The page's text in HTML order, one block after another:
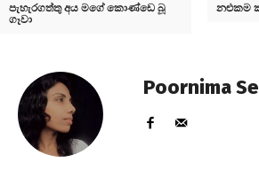
පැහැරගත්තු අය මගේ කොණ්ඩෙ බූ
ගෑවා
නළුකම
Poornima